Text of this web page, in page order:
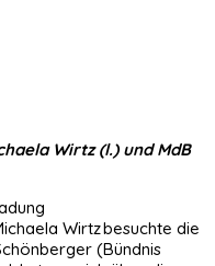
Wirtz (l.) und MdB
Wirtz besuchte die
(Bündnis